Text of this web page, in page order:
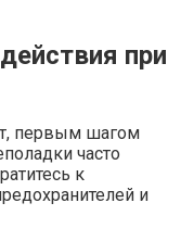
при
первым шагом
часто
к
и